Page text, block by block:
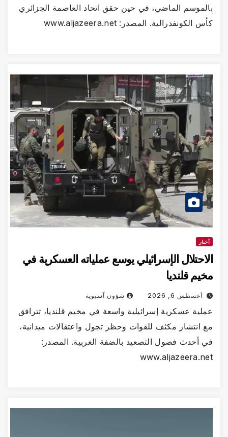
بالموسم الماضي، في حين حقق اتحاد العاصمة الجزائري
كأس الكونفدرالية. المصدر: www.aljazeera.net
أخبار
الاحتلال الإسرائيلي يوسع عملياته العسكرية في
مخيم قلنديا
أغسطس 6, 2026 شؤون آسيوية
عملية عسكرية إسرائيلية واسعة في مخيم قلنديا، تترافق
مع انتشار مكثف للقوات وحظر تجول واعتقالات ميدانية،
في أحدث فصول التصعيد بالضفة الغربية. المصدر:
www.aljazeera.net